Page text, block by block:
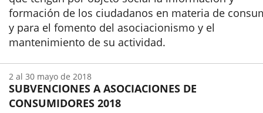
formación de los ciudadanos en materia de
y para el fomento del asociacionismo y el
mantenimiento de su actividad.
Inicio
SUBVENCIONES A ASOCIACIONES DE
CONSUMIDORES 2018
2 al 30 mayo de 2018